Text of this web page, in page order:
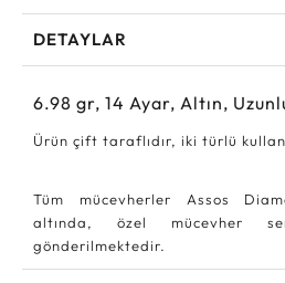
DETAYLAR
6.98 gr, 14 Ayar, Altın,
Ürün çift taraflıdır, iki türlü
Tüm mücevherler Assos
altında, özel mücevher
gönderilmektedir.